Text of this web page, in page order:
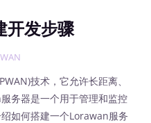
发步骤
技术，它允许长距离、
务器是一个用于管理和监控
如何搭建一个Lorawan服务